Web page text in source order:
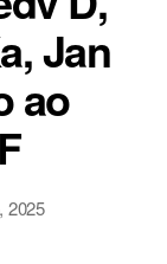
Jan
ao
2025